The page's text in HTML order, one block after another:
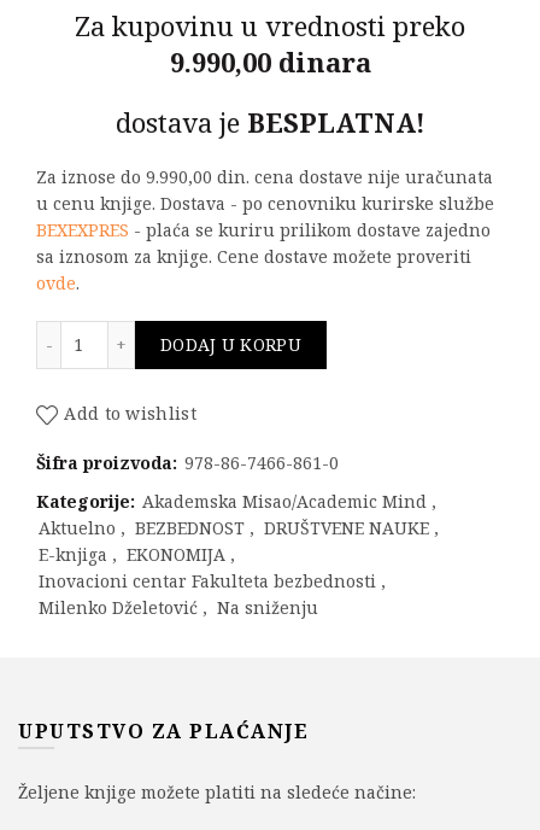
Za kupovinu u vrednosti preko
9.990,00 dinara
dostava je BESPLATNA!
Za iznose do 9.990,00 din. cena dostave nije uračunata
u cenu knjige. Dostava - po cenovniku kurirske službe
BEXEXPRES - plaća se kuriru prilikom dostave zajedno
sa iznosom za knjige. Cene dostave možete proveriti
ovde.
DODAJ U KORPU
Add to wishlist
Šifra proizvoda: 978-86-7466-861-0
Kategorije: Akademska Misao/Academic Mind ,
Aktuelno , BEZBEDNOST , DRUŠTVENE NAUKE ,
E-knjiga , EKONOMIJA ,
Inovacioni centar Fakulteta bezbednosti ,
Milenko Dželetović , Na sniženju
UPUTSTVO ZA PLAĆANJE
Željene knjige možete platiti na sledeće načine: